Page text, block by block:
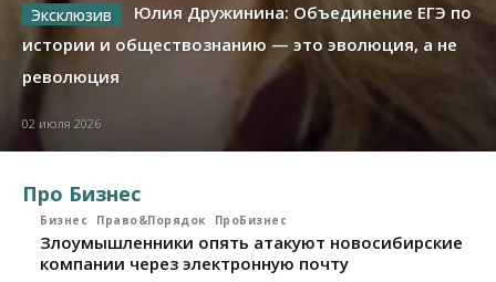
Юлия Дружинина: Объединение ЕГЭ по
истории и обществознанию — это эволюция, а не
революция
02 июля 2026
Про Бизнес
Бизнес Право&Порядок ПроБизнес
Злоумышленники опять атакуют новосибирские
компании через электронную почту